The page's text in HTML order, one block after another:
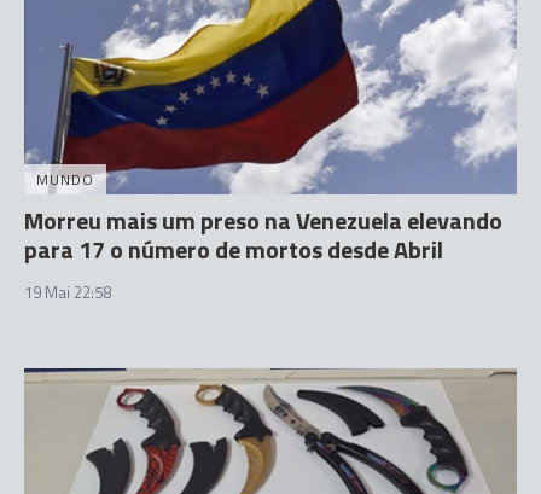
MUNDO
Morreu mais um preso na Venezuela elevando
para 17 o número de mortos desde Abril
19 Mai 22:58